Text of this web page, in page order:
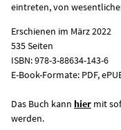
eintreten, von
Erschienen im März 2022
535 Seiten
ISBN: 978-3-88634-143-6
E-Book-Formate: PDF,
Das Buch kann hier mit
werden.